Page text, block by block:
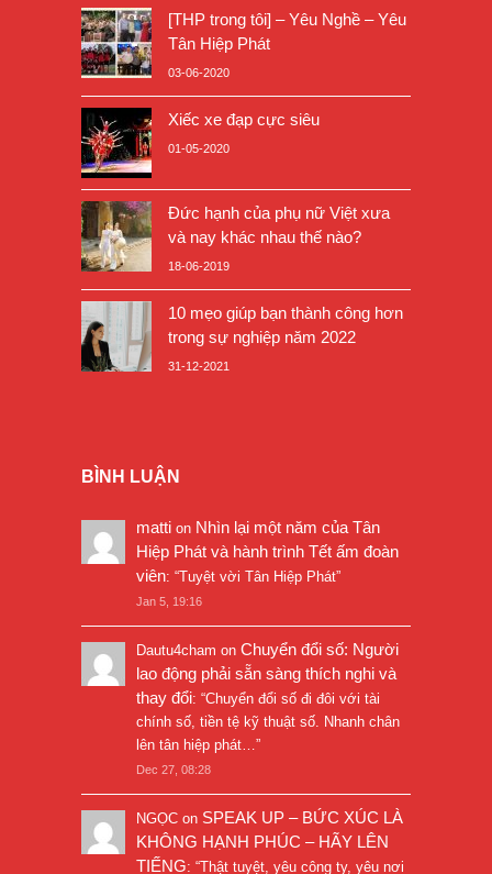
[THP trong tôi] – Yêu Nghề – Yêu
Tân Hiệp Phát
03-06-2020
Xiếc xe đạp cực siêu
01-05-2020
Đức hạnh của phụ nữ Việt xưa
và nay khác nhau thế nào?
18-06-2019
10 mẹo giúp bạn thành công hơn
trong sự nghiệp năm 2022
31-12-2021
BÌNH LUẬN
matti on Nhìn lại một năm của Tân
Hiệp Phát và hành trình Tết ấm đoàn
viên: “Tuyệt vời Tân Hiệp Phát”
Jan 5, 19:16
Dautu4cham on Chuyển đổi số: Người
lao động phải sẵn sàng thích nghi và
thay đổi: “Chuyển đổi số đi đôi với tài
chính số, tiền tệ kỹ thuật số. Nhanh chân
lên tân hiệp phát… ”
Dec 27, 08:28
NGỌC on SPEAK UP – BỨC XÚC LÀ
KHÔNG HẠNH PHÚC – HÃY LÊN
TIẾNG: “Thật tuyệt, yêu công ty, yêu nơi